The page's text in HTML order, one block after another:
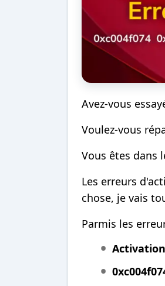
Avez-vous
Voulez-vous
Vous êtes dans
Les erreurs
chose, je vais
Parmis les